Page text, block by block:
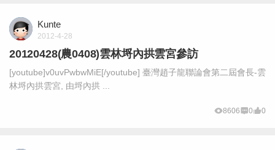
Kunte
2012-4-28
20120428(農0408)雲林埒內拱雲宮參訪
[youtube]v0uvPwbwMiE[/youtube] 臺灣趙子龍聯論會第二屆會長-雲
林埒內拱雲宮, 由埒內拱 ...
8606 0 0